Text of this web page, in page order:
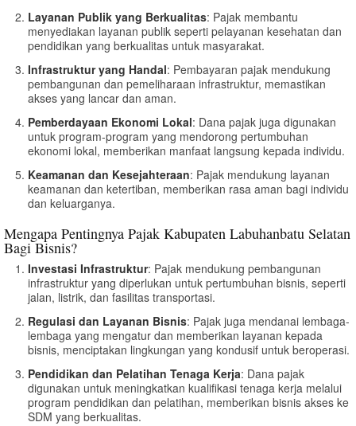
Layanan Publik yang Berkualitas: Pajak membantu
menyediakan layanan publik seperti pelayanan kesehatan dan
pendidikan yang berkualitas untuk masyarakat.
Infrastruktur yang Handal: Pembayaran pajak mendukung
pembangunan dan pemeliharaan infrastruktur, memastikan
akses yang lancar dan aman.
Pemberdayaan Ekonomi Lokal: Dana pajak juga digunakan
untuk program-program yang mendorong pertumbuhan
ekonomi lokal, memberikan manfaat langsung kepada individu.
Keamanan dan Kesejahteraan: Pajak mendukung layanan
keamanan dan ketertiban, memberikan rasa aman bagi individu
dan keluarganya.
Mengapa Pentingnya Pajak Kabupaten Labuhanbatu Selatan
Bagi Bisnis?
Investasi Infrastruktur: Pajak mendukung pembangunan
infrastruktur yang diperlukan untuk pertumbuhan bisnis, seperti
jalan, listrik, dan fasilitas transportasi.
Regulasi dan Layanan Bisnis: Pajak juga mendanai lembaga-
lembaga yang mengatur dan memberikan layanan kepada
bisnis, menciptakan lingkungan yang kondusif untuk beroperasi.
Pendidikan dan Pelatihan Tenaga Kerja: Dana pajak
digunakan untuk meningkatkan kualifikasi tenaga kerja melalui
program pendidikan dan pelatihan, memberikan bisnis akses ke
SDM yang berkualitas.